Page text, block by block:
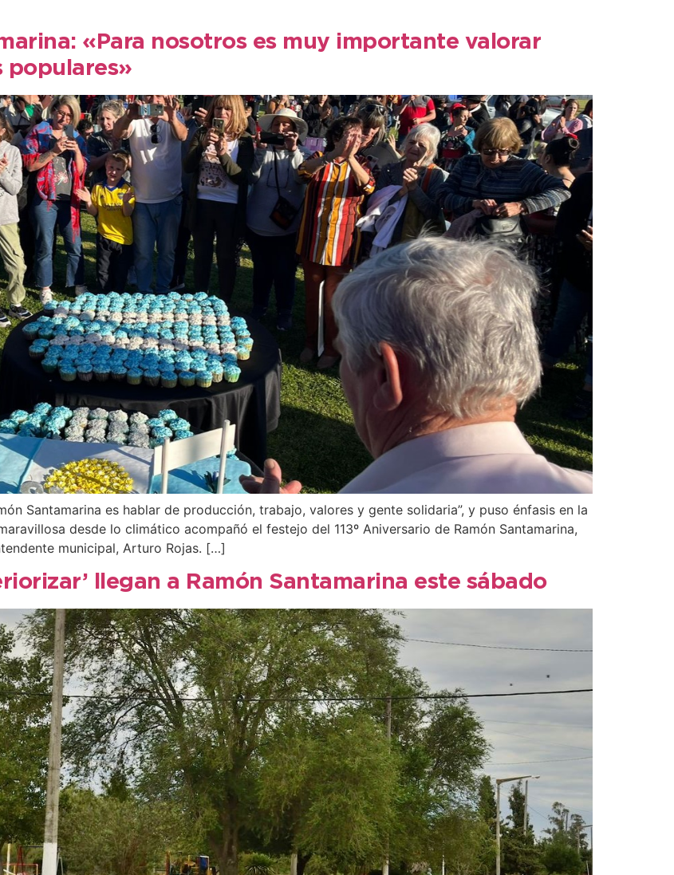
«Para nosotros es muy importante valorar
populares»
Santamarina es hablar de producción, trabajo, valores y gente solidaria”, y puso énfasis en la
desde lo climático acompañó el festejo del 113º Aniversario de Ramón Santamarina,
municipal, Arturo Rojas. […]
llegan a Ramón Santamarina este sábado